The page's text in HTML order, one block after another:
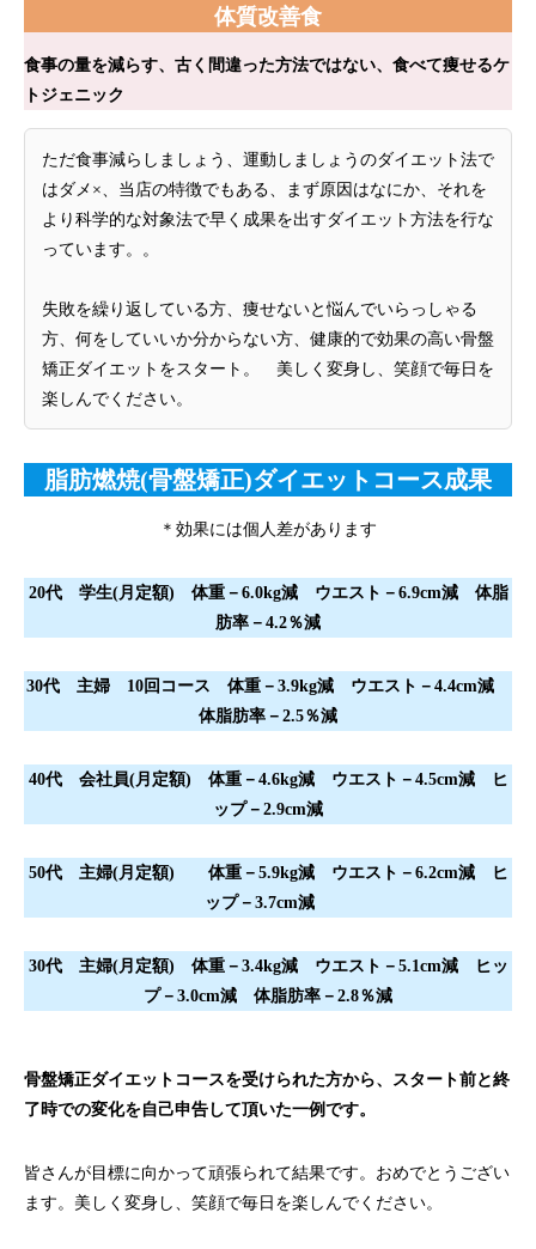
体質改善食
食事の量を減らす、古く間違った方法ではない、食べて痩せるケ
トジェニック
ただ食事減らしましょう、運動しましょうのダイエット法で
はダメ×、当店の特徴でもある、まず原因はなにか、それを
より科学的な対象法で早く成果を出すダイエット方法を行な
っています。。
失敗を繰り返している方、痩せないと悩んでいらっしゃる
方、何をしていいか分からない方、健康的で効果の高い骨盤
矯正ダイエットをスタート。 美しく変身し、笑顔で毎日を
楽しんでください。
脂肪燃焼(骨盤矯正)ダイエットコース成果
＊効果には個人差があります
20代 学生(月定額) 体重－6.0kg減 ウエスト－6.9cm減 体脂
肪率－4.2％減
30代 主婦 10回コース 体重－3.9kg減 ウエスト－4.4cm減
体脂肪率－2.5％減
40代 会社員(月定額) 体重－4.6kg減 ウエスト－4.5cm減 ヒ
ップ－2.9cm減
50代 主婦(月定額) 体重－5.9kg減 ウエスト－6.2cm減 ヒ
ップ－3.7cm減
30代 主婦(月定額) 体重－3.4kg減 ウエスト－5.1cm減 ヒッ
プ－3.0cm減 体脂肪率－2.8％減
骨盤矯正ダイエットコースを受けられた方から、スタート前と終
了時での変化を自己申告して頂いた一例です。
皆さんが目標に向かって頑張られて結果です。おめでとうござい
ます。美しく変身し、笑顔で毎日を楽しんでください。